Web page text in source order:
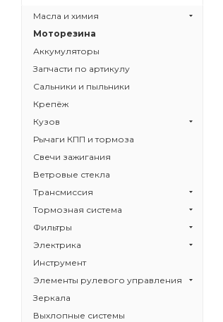
Масла и химия
Моторезина
Аккумуляторы
Запчасти по артикулу
Сальники и пыльники
Крепёж
Кузов
Рычаги КПП и тормоза
Свечи зажигания
Ветровые стекла
Трансмиссия
Тормозная система
Фильтры
Электрика
Инструмент
Элементы рулевого управления
Зеркала
Выхлопные системы